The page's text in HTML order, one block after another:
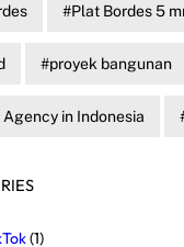
Plat Bordes 5
proyek bangunan
in Indonesia
(1)